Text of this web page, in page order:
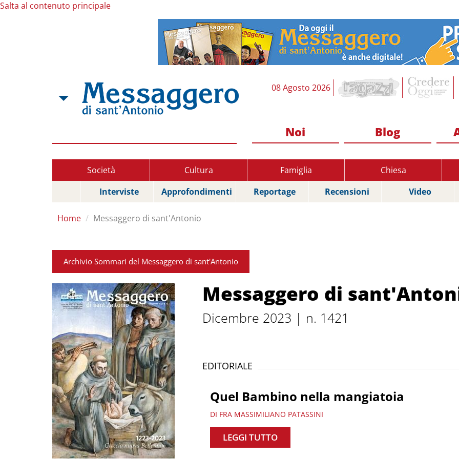
Salta al contenuto principale
08 Agosto 2026
Noi Blog
Società Cultura Famiglia
Chiesa
Interviste
Approfondimenti Reportage Recensioni Video
Home Messaggero di sant'Antonio
Archivio Sommari del Messaggero di sant'Antonio
Messaggero di
Dicembre 2023 | n. 1421
EDITORIALE
Quel Bambino nella mangiatoia
DI FRA MASSIMILIANO PATASSINI
LEGGI TUTTO